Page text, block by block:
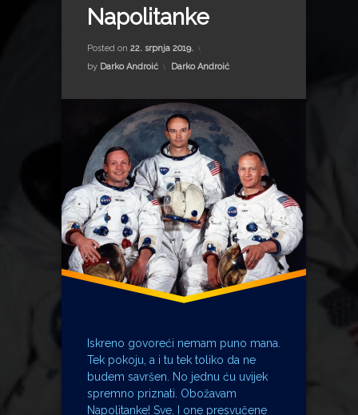
Napolitanke
Posted on 22. srpnja 2019.
by Darko Androić Kategorije:
Darko Androić
Iskreno govoreći nemam puno mana.
Tek pokoju, a i tu tek toliko da ne
budem savršen. No jednu ću uvijek
spremno priznati. Obožavam
Napolitanke! Sve. I one presvučene
Apolo 11
baka
Brijuni
Karolina Osijek
Koestlin Bjelovar
Linus Pauling
mama
napolitanke
Neil Armstrong
Robot Adria
sestra
Sloboda Osijek
voćne kocke